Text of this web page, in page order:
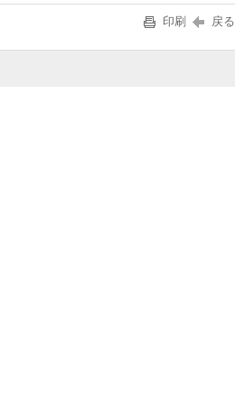
印刷 戻る